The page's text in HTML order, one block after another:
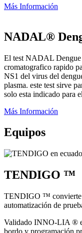
Más Información
NADAL®
El test NADAL Dengue
cromatografico rapido
NS1 del virus del
plasma. este test sirve
solo esta indicado para
Más Información
Equipos
TENDIGO ™
TENDIGO ™ convierte
automatización de
Validado INNO-LIA ®